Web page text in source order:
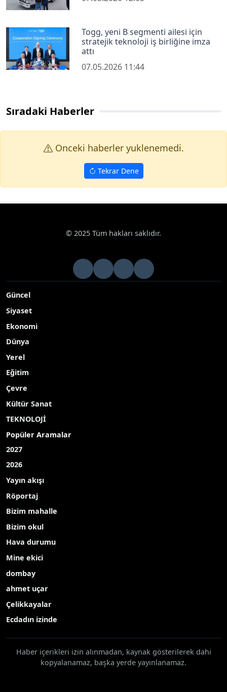
Togg, yeni B segmenti ailesi için
stratejik teknoloji iş birliğine imza
attı
07.05.2026 11:44
Sıradaki Haberler
Onceki haberler yuklenemedi.
Tekrar Dene
Ekonomi KTO Başkanı Selçuk Öztürk:
güvenliğinin teminatıdır"
Konya Ticaret Odası (KTO) Başkanı Selçuk Öztürk, hayvancılık
dengesi ve ihracat açısından stratejik öneme sahip olduğunu
vurgulayarak, sahadaki tecrübe ve önerilerinin büyük değer
Konya Ticaret Odası (KTO) Başkanı Selçuk Öztürk,
hayvancılık ile et ve tavuk ürünleri sektörlerinin
gıda güvenliği, iç piyasa dengesi ve ihracat
açısından stratejik öneme sahip olduğunu
vurgulayarak, sahadaki tecrübe ve önerilerinin
büyük değer taşıdığını ifade etti.
KTO sektörlerin nabzını tutmak, Konya iş
aleminin sorunlarını masaya yatırmak amacıyla